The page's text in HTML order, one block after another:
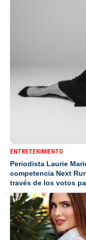
ENTRETENIMIENTO
Periodista Laurie
competencia Next
través de los votos